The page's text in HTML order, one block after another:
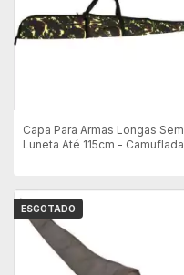
Capa Para Armas Longas Sem
Luneta Até 115cm - Camuflada
ESGOTADO